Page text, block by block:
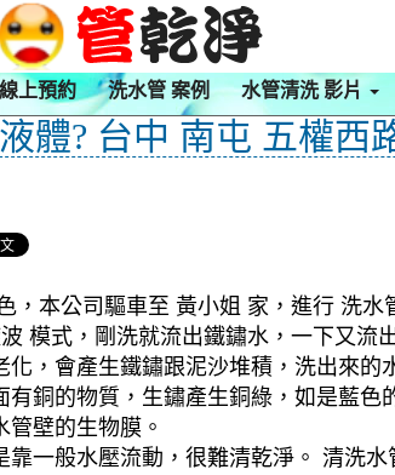
線上預約 洗水管 案例 水管清洗 影片
體? 台中 南屯 五權西
，本公司驅車至 黃小姐 家，進行 洗
模式，剛洗就流出鐵鏽水，一下又流
化，會產生鐵鏽跟泥沙堆積，洗出來
有銅的物質，生鏽產生銅綠，如是藍
壁的生物膜。
靠一般水壓流動，很難清乾淨。 清洗